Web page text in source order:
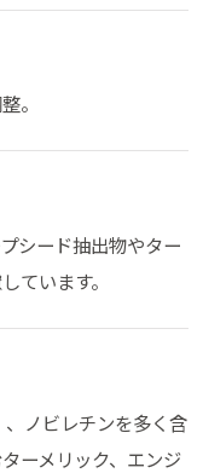
。
シード抽出物やター
ています。
ノビレチンを多く含
ーメリック、エンジ